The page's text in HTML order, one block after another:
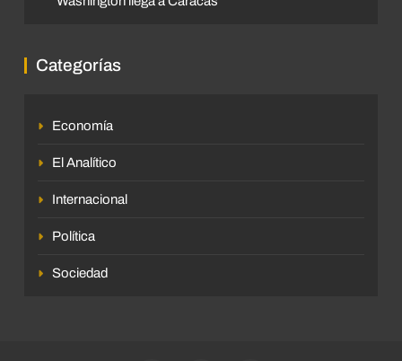
Categorías
Economía
El Analítico
Internacional
Política
Sociedad